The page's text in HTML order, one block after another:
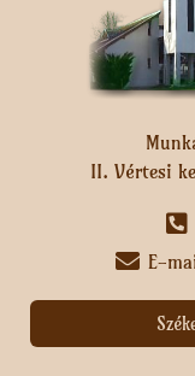
II. Vértesi
E-